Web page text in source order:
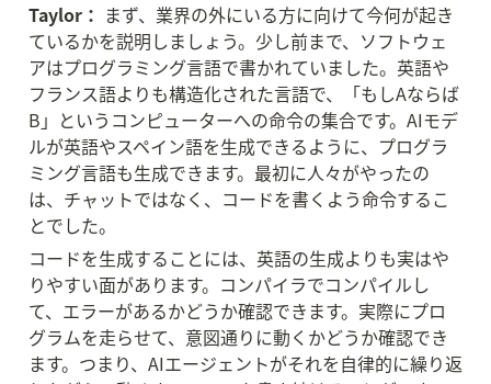
Taylor： まず、業界の外にいる方に向けて今何が起き
ているかを説明しましょう。少し前まで、ソフトウェ
アはプログラミング言語で書かれていました。英語や
フランス語よりも構造化された言語で、「もしAならば
B」というコンピューターへの命令の集合です。AIモデ
ルが英語やスペイン語を生成できるように、プログラ
ミング言語も生成できます。最初に人々がやったの
は、チャットではなく、コードを書くよう命令するこ
とでした。
コードを生成することには、英語の生成よりも実はや
りやすい面があります。コンパイラでコンパイルし
て、エラーがあるかどうか確認できます。実際にプロ
グラムを走らせて、意図通りに動くかどうか確認でき
ます。つまり、AIエージェントがそれを自律的に繰り返